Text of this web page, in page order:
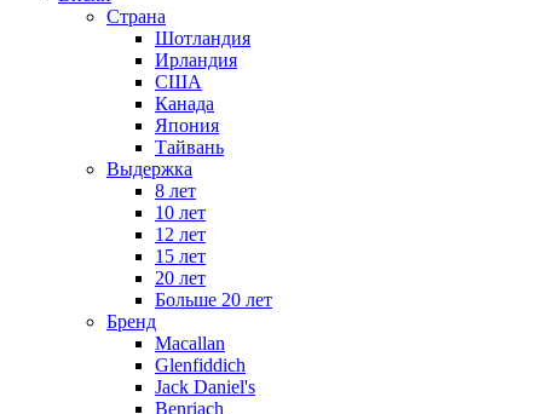
Страна
Шотландия
Ирландия
США
Канада
Япония
Тайвань
Выдержка
8 лет
10 лет
12 лет
15 лет
20 лет
Больше 20 лет
Бренд
Macallan
Glenfiddich
Jack Daniel's
Benriach